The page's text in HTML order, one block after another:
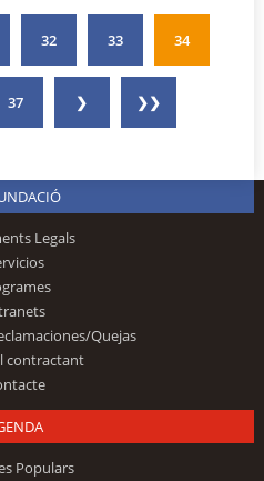
32 33 34
37 ❯ ❯❯
Legals
Quejas
contractant
Populars